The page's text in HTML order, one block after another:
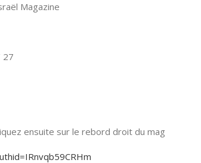
Magazine
27
ensuite sur le rebord droit du mag